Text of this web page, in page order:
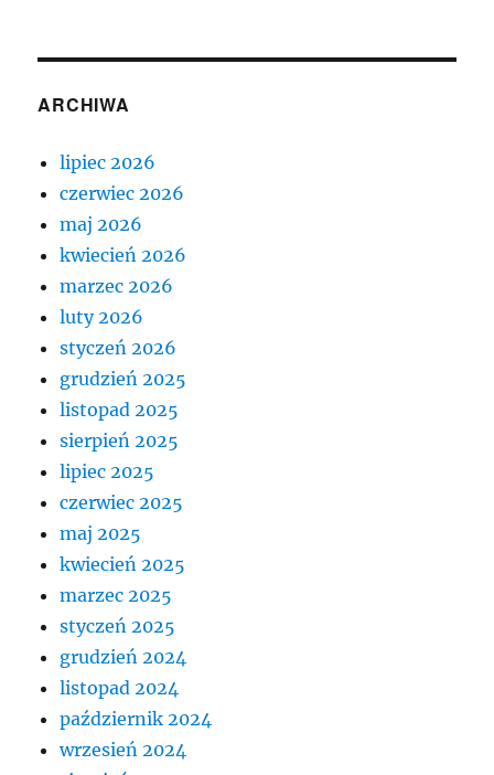
ARCHIWA
lipiec 2026
czerwiec 2026
maj 2026
kwiecień 2026
marzec 2026
luty 2026
styczeń 2026
grudzień 2025
listopad 2025
sierpień 2025
lipiec 2025
czerwiec 2025
maj 2025
kwiecień 2025
marzec 2025
styczeń 2025
grudzień 2024
listopad 2024
październik 2024
wrzesień 2024